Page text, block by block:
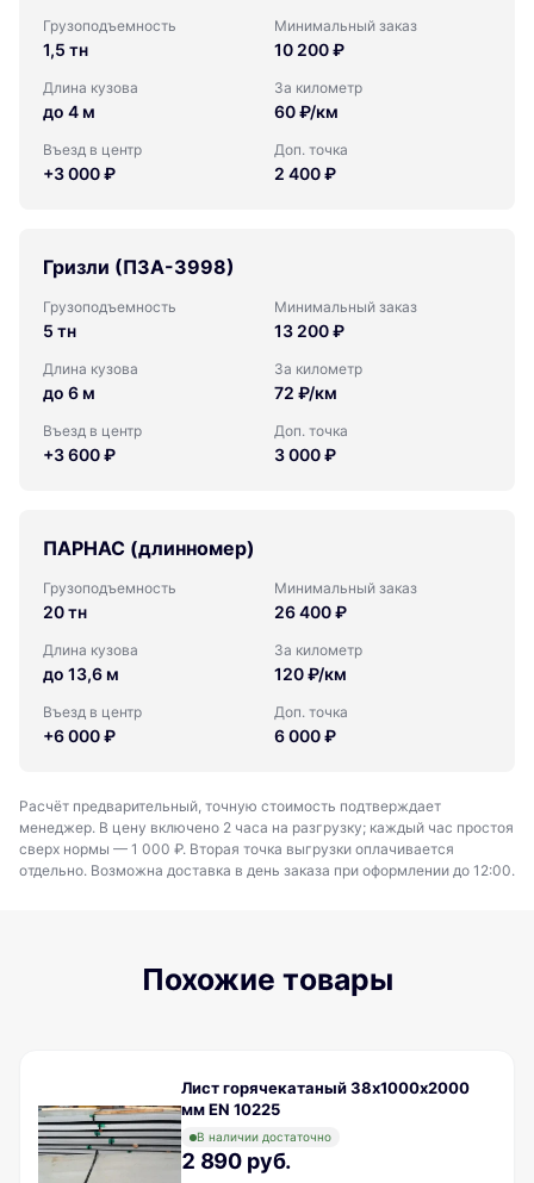
Грузоподъемность
1,5 тн
Минимальный заказ
10 200 ₽
Длина кузова
до 4 м
За километр
60 ₽/км
Въезд в центр
+3 000 ₽
Доп. точка
2 400 ₽
Гризли (ПЗА-3998)
Грузоподъемность
5 тн
Минимальный заказ
13 200 ₽
Длина кузова
до 6 м
За километр
72 ₽/км
Въезд в центр
+3 600 ₽
Доп. точка
3 000 ₽
ПАРНАС (длинномер)
Грузоподъемность
20 тн
Минимальный заказ
26 400 ₽
Длина кузова
до 13,6 м
За километр
120 ₽/км
Въезд в центр
+6 000 ₽
Доп. точка
6 000 ₽
Расчёт предварительный, точную стоимость подтверждает
менеджер. В цену включено 2 часа на разгрузку; каждый час простоя
сверх нормы — 1 000 ₽. Вторая точка выгрузки оплачивается
отдельно. Возможна доставка в день заказа при оформлении до 12:00.
Похожие товары
Лист горячекатаный 38х1000х2000
мм EN 10225
В наличии достаточно
2 890 руб.